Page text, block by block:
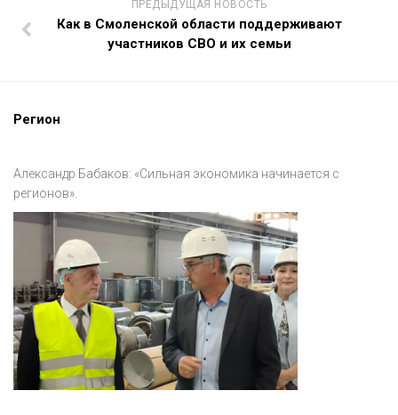
ПРЕДЫДУЩАЯ НОВОСТЬ
Как в Смоленской области поддерживают
участников СВО и их семьи
Регион
Александр Бабаков: «Сильная экономика начинается с
регионов».